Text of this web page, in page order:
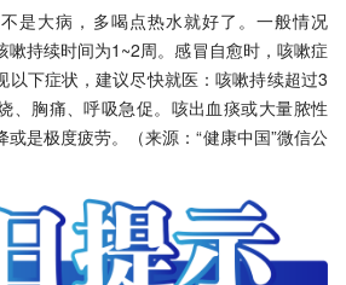
是大病，多喝点热水就好了。一般情况
嗽持续时间为1~2周。感冒自愈时，咳嗽症
以下症状，建议尽快就医：咳嗽持续超过3
、胸痛、呼吸急促。咳出血痰或大量脓性
是极度疲劳。（来源：“健康中国”微信公